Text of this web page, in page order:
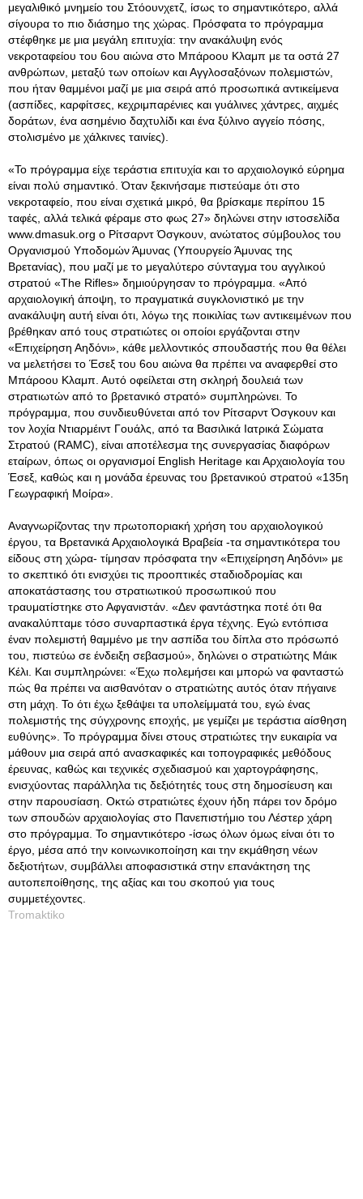
μεγαλιθικό μνημείο του Στόουνχετζ, ίσως το σημαντικότερο, αλλά
σίγουρα το πιο διάσημο της χώρας. Πρόσφατα το πρόγραμμα
στέφθηκε με μια μεγάλη επιτυχία: την ανακάλυψη ενός
νεκροταφείου του 6ου αιώνα στο Μπάροου Κλαμπ με τα οστά 27
ανθρώπων, μεταξύ των οποίων και Αγγλοσαξόνων πολεμιστών,
που ήταν θαμμένοι μαζί με μια σειρά από προσωπικά αντικείμενα
(ασπίδες, καρφίτσες, κεχριμπαρένιες και γυάλινες χάντρες, αιχμές
δοράτων, ένα ασημένιο δαχτυλίδι και ένα ξύλινο αγγείο πόσης,
στολισμένο με χάλκινες ταινίες).
«Το πρόγραμμα είχε τεράστια επιτυχία και το αρχαιολογικό εύρημα
είναι πολύ σημαντικό. Όταν ξεκινήσαμε πιστεύαμε ότι στο
νεκροταφείο, που είναι σχετικά μικρό, θα βρίσκαμε περίπου 15
ταφές, αλλά τελικά φέραμε στο φως 27» δηλώνει στην ιστοσελίδα
www.dmasuk.org ο Ρίτσαρντ Όσγκουν, ανώτατος σύμβουλος του
Οργανισμού Υποδομών Άμυνας (Υπουργείο Άμυνας της
Βρετανίας), που μαζί με το μεγαλύτερο σύνταγμα του αγγλικού
στρατού «The Rifles» δημιούργησαν το πρόγραμμα. «Από
αρχαιολογική άποψη, το πραγματικά συγκλονιστικό με την
ανακάλυψη αυτή είναι ότι, λόγω της ποικιλίας των αντικειμένων που
βρέθηκαν από τους στρατιώτες οι οποίοι εργάζονται στην
«Επιχείρηση Αηδόνι», κάθε μελλοντικός σπουδαστής που θα θέλει
να μελετήσει το Έσεξ του 6ου αιώνα θα πρέπει να αναφερθεί στο
Μπάροου Κλαμπ. Αυτό οφείλεται στη σκληρή δουλειά των
στρατιωτών από το βρετανικό στρατό» συμπληρώνει. Το
πρόγραμμα, που συνδιευθύνεται από τον Ρίτσαρντ Όσγκουν και
τον λοχία Ντιαρμέιντ Γουάλς, από τα Βασιλικά Ιατρικά Σώματα
Στρατού (RAMC), είναι αποτέλεσμα της συνεργασίας διαφόρων
εταίρων, όπως οι οργανισμοί English Heritage και Αρχαιολογία του
Έσεξ, καθώς και η μονάδα έρευνας του βρετανικού στρατού «135η
Γεωγραφική Μοίρα».
Αναγνωρίζοντας την πρωτοποριακή χρήση του αρχαιολογικού
έργου, τα Βρετανικά Αρχαιολογικά Βραβεία -τα σημαντικότερα του
είδους στη χώρα- τίμησαν πρόσφατα την «Επιχείρηση Αηδόνι» με
το σκεπτικό ότι ενισχύει τις προοπτικές σταδιοδρομίας και
αποκατάστασης του στρατιωτικού προσωπικού που
τραυματίστηκε στο Αφγανιστάν. «Δεν φαντάστηκα ποτέ ότι θα
ανακαλύπταμε τόσο συναρπαστικά έργα τέχνης. Εγώ εντόπισα
έναν πολεμιστή θαμμένο με την ασπίδα του δίπλα στο πρόσωπό
του, πιστεύω σε ένδειξη σεβασμού», δηλώνει ο στρατιώτης Μάικ
Κέλι. Και συμπληρώνει: «Έχω πολεμήσει και μπορώ να φανταστώ
πώς θα πρέπει να αισθανόταν ο στρατιώτης αυτός όταν πήγαινε
στη μάχη. Το ότι έχω ξεθάψει τα υπολείμματά του, εγώ ένας
πολεμιστής της σύγχρονης εποχής, με γεμίζει με τεράστια αίσθηση
ευθύνης». Το πρόγραμμα δίνει στους στρατιώτες την ευκαιρία να
μάθουν μια σειρά από ανασκαφικές και τοπογραφικές μεθόδους
έρευνας, καθώς και τεχνικές σχεδιασμού και χαρτογράφησης,
ενισχύοντας παράλληλα τις δεξιότητές τους στη δημοσίευση και
στην παρουσίαση. Οκτώ στρατιώτες έχουν ήδη πάρει τον δρόμο
των σπουδών αρχαιολογίας στο Πανεπιστήμιο του Λέστερ χάρη
στο πρόγραμμα. Το σημαντικότερο -ίσως όλων όμως είναι ότι το
έργο, μέσα από την κοινωνικοποίηση και την εκμάθηση νέων
δεξιοτήτων, συμβάλλει αποφασιστικά στην επανάκτηση της
αυτοπεποίθησης, της αξίας και του σκοπού για τους
συμμετέχοντες.
Tromaktiko